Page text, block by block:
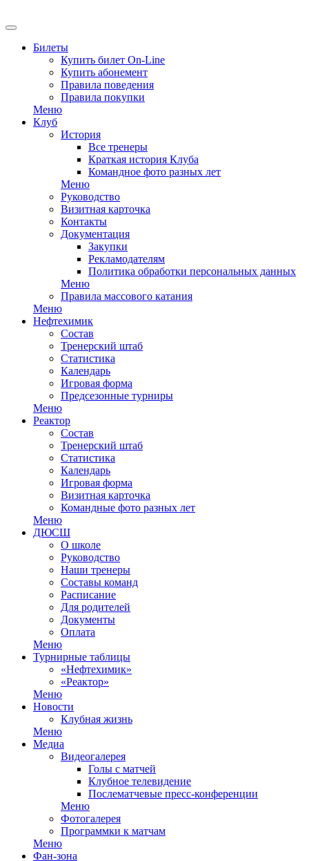
Билеты
Купить билет On-Line
Купить абонемент
Правила поведения
Правила покупки
Меню
Клуб
История
Все тренеры
Краткая история Клуба
Командное фото разных лет
Меню
Руководство
Визитная карточка
Контакты
Документация
Закупки
Рекламодателям
Политика обработки персональных данных
Меню
Правила массового катания
Меню
Нефтехимик
Состав
Тренерский штаб
Статистика
Календарь
Игровая форма
Предсезонные турниры
Меню
Реактор
Состав
Тренерский штаб
Статистика
Календарь
Игровая форма
Визитная карточка
Командные фото разных лет
Меню
ДЮСШ
О школе
Руководство
Наши тренеры
Составы команд
Расписание
Для родителей
Документы
Оплата
Меню
Турнирные таблицы
«Нефтехимик»
«Реактор»
Меню
Новости
Клубная жизнь
Меню
Медиа
Видеогалерея
Голы с матчей
Клубное телевидение
Послематчевые пресс-конференции
Меню
Фотогалерея
Программки к матчам
Меню
Фан-зона